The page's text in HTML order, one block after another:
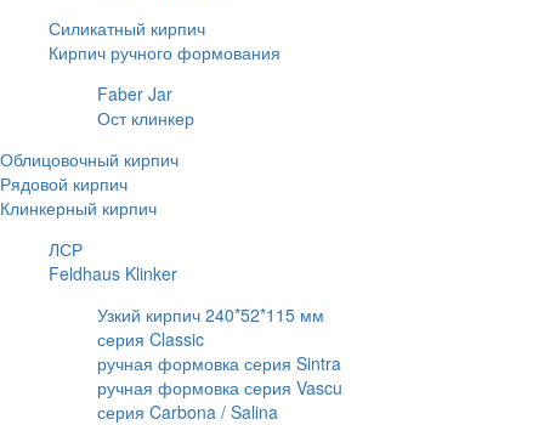
Силикатный кирпич
Кирпич ручного формования
Faber Jar
Ост клинкер
Облицовочный кирпич
Рядовой кирпич
Клинкерный кирпич
ЛСР
Feldhaus Klinker
Узкий кирпич 240*52*115 мм
серия Classic
ручная формовка серия Sintra
ручная формовка серия Vascu
серия Carbona / Salina